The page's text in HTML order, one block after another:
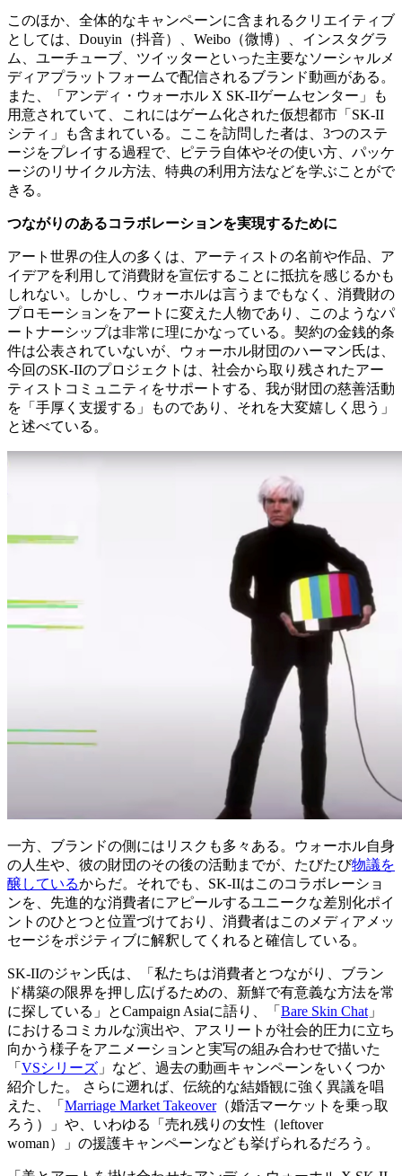
このほか、全体的なキャンペーンに含まれるクリエイティブ
としては、Douyin（抖音）、Weibo（微博）、インスタグラ
ム、ユーチューブ、ツイッターといった主要なソーシャルメ
ディアプラットフォームで配信されるブランド動画がある。
また、「アンディ・ウォーホル X SK-IIゲームセンター」も
用意されていて、これにはゲーム化された仮想都市「SK-II
シティ」も含まれている。ここを訪問した者は、3つのステ
ージをプレイする過程で、ピテラ自体やその使い方、パッケ
ージのリサイクル方法、特典の利用方法などを学ぶことがで
きる。
つながりのあるコラボレーションを実現するために
アート世界の住人の多くは、アーティストの名前や作品、ア
イデアを利用して消費財を宣伝することに抵抗を感じるかも
しれない。しかし、ウォーホルは言うまでもなく、消費財の
プロモーションをアートに変えた人物であり、このようなパ
ートナーシップは非常に理にかなっている。契約の金銭的条
件は公表されていないが、ウォーホル財団のハーマン氏は、
今回のSK-IIのプロジェクトは、社会から取り残されたアー
ティストコミュニティをサポートする、我が財団の慈善活動
を「手厚く支援する」ものであり、それを大変嬉しく思う」
と述べている。
一方、ブランドの側にはリスクも多々ある。ウォーホル自身
の人生や、彼の財団のその後の活動までが、たびたび物議を
醸しているからだ。それでも、SK-IIはこのコラボレーショ
ンを、先進的な消費者にアピールするユニークな差別化ポイ
ントのひとつと位置づけており、消費者はこのメディアメッ
セージをポジティブに解釈してくれると確信している。
SK-IIのジャン氏は、「私たちは消費者とつながり、ブラン
ド構築の限界を押し広げるための、新鮮で有意義な方法を常
に探している」とCampaign Asiaに語り、「 Bare Skin Chat 」
におけるコミカルな演出や、アスリートが社会的圧力に立ち
向かう様子をアニメーションと実写の組み合わせで描いた
「 VSシリーズ 」など、過去の動画キャンペーンをいくつか
紹介した。 さらに遡れば、伝統的な結婚観に強く異議を唱
えた、「 Marriage Market Takeover（婚活マーケットを乗っ取
ろう）」や、いわゆる「売れ残りの女性（leftover
woman）」の援護キャンペーンなども挙げられるだろう。